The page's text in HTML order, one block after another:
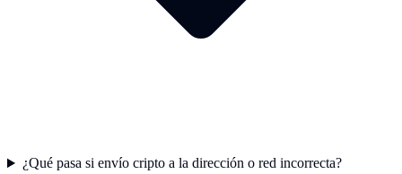
¿Qué pasa si envío cripto a la dirección o red incorrecta?